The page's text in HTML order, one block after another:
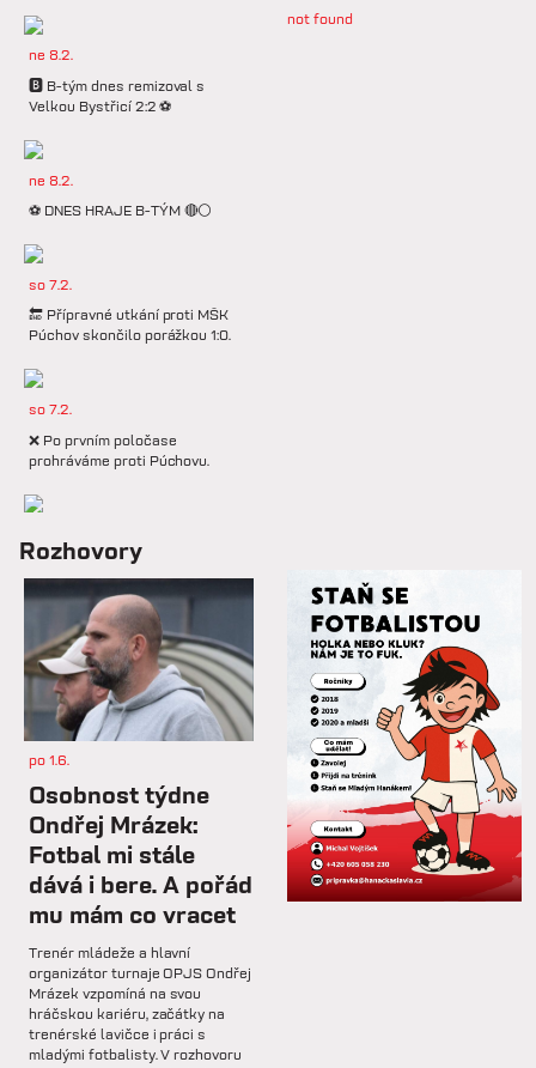
ne 8.2.
🅱️ B-tým dnes remizoval s
Velkou Bystřicí 2:2 ⚽️
ne 8.2.
⚽️ DNES HRAJE B-TÝM 🔴⚪️
so 7.2.
🔚 Přípravné utkání proti MŠK
Púchov skončilo porážkou 1:0.
so 7.2.
❌ Po prvním poločase
prohráváme proti Púchovu.
📋 Proti Púchovu nastoupíme v
této základní sestavě.
so 7.2.
⚽️ DNES HRAJÍ HANÁCI 🔴⚪️V
dalším přípravném utkání...
st 4.2.
Hlavní trenér Lukáš Kříž v
rozhovoru hodnotí dosavadní
průběh zimní...
so 31.1.
🅱️ Prohra proti rezervě Gorniku
Zabrze.
so 31.1.
not found
Rozhovory
po 1.6.
Osobnost týdne
Ondřej Mrázek:
Fotbal mi stále
dává i bere. A pořád
mu mám co vracet
Trenér mládeže a hlavní
organizátor turnaje OPJS Ondřej
Mrázek vzpomíná na svou
hráčskou kariéru, začátky na
trenérské lavičce i práci s
mladými fotbalisty. V rozhovoru